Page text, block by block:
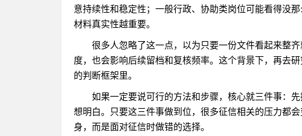
意持续性和稳定性；一般行政、协助类岗位可能看得没
材料真实性越重要。
很多人忽略了这一点，以为只要一份文件看起来整
度，也会影响后续留档和复核频率。这个背景下，再去
的判断框架里。
如果一定要说可行的方法和步骤，核心就三件事：
想明白。只要这三件事做到位，很多征信相关的压力都
身，而是面对征信时做错的选择。